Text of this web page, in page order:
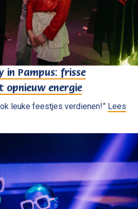
in Pampus: frisse
opnieuw energie
leuke feestjes verdienen!” Lees